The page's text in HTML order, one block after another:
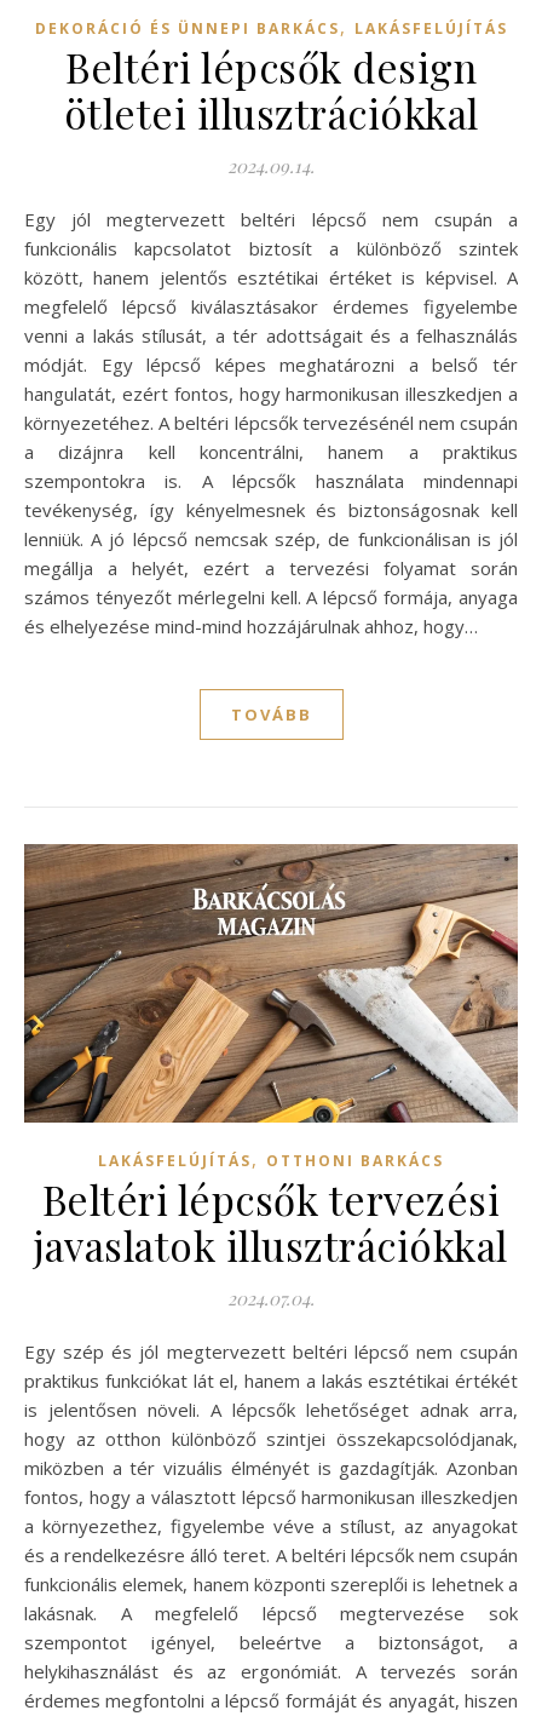
DEKORÁCIÓ ÉS ÜNNEPI BARKÁCS, LAKÁSFELÚJÍTÁS
Beltéri lépcsők design
ötletei illusztrációkkal
2024.09.14.
Egy jól megtervezett beltéri lépcső nem csupán a
funkcionális kapcsolatot biztosít a különböző szintek
között, hanem jelentős esztétikai értéket is képvisel. A
megfelelő lépcső kiválasztásakor érdemes figyelembe
venni a lakás stílusát, a tér adottságait és a felhasználás
módját. Egy lépcső képes meghatározni a belső tér
hangulatát, ezért fontos, hogy harmonikusan illeszkedjen a
környezetéhez. A beltéri lépcsők tervezésénél nem csupán
a dizájnra kell koncentrálni, hanem a praktikus
szempontokra is. A lépcsők használata mindennapi
tevékenység, így kényelmesnek és biztonságosnak kell
lenniük. A jó lépcső nemcsak szép, de funkcionálisan is jól
megállja a helyét, ezért a tervezési folyamat során
számos tényezőt mérlegelni kell. A lépcső formája, anyaga
és elhelyezése mind-mind hozzájárulnak ahhoz, hogy…
TOVÁBB
LAKÁSFELÚJÍTÁS, OTTHONI BARKÁCS
Beltéri lépcsők tervezési
javaslatok illusztrációkkal
2024.07.04.
Egy szép és jól megtervezett beltéri lépcső nem csupán
praktikus funkciókat lát el, hanem a lakás esztétikai értékét
is jelentősen növeli. A lépcsők lehetőséget adnak arra,
hogy az otthon különböző szintjei összekapcsolódjanak,
miközben a tér vizuális élményét is gazdagítják. Azonban
fontos, hogy a választott lépcső harmonikusan illeszkedjen
a környezethez, figyelembe véve a stílust, az anyagokat
és a rendelkezésre álló teret. A beltéri lépcsők nem csupán
funkcionális elemek, hanem központi szereplői is lehetnek a
lakásnak. A megfelelő lépcső megtervezése sok
szempontot igényel, beleértve a biztonságot, a
helykihasználást és az ergonómiát. A tervezés során
érdemes megfontolni a lépcső formáját és anyagát, hiszen